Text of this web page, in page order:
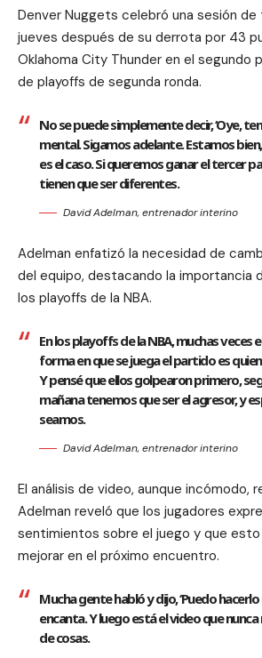
Denver Nuggets celebró una sesión de
jueves después de su derrota por 43
Oklahoma City Thunder en el segundo
de playoffs de segunda ronda.
No se puede simplemente decir, ‘Oye,
mental. Sigamos adelante. Estamos bien,
es el caso. Si queremos ganar el tercer
tienen que ser diferentes.
David Adelman, entrenador interino
Adelman enfatizó la necesidad de
del equipo, destacando la importancia
los playoffs de la NBA.
En los playoffs de la NBA, muchas veces
forma en que se juega el partido es
Y pensé que ellos golpearon primero,
mañana tenemos que ser el agresor, y
seamos.
David Adelman, entrenador interino
El análisis de video, aunque incómodo,
Adelman reveló que los jugadores
sentimientos sobre el juego y que
mejorar en el próximo encuentro.
Mucha gente habló y dijo, ‘Puedo hacerlo
encanta. Y luego está el video que
de cosas.